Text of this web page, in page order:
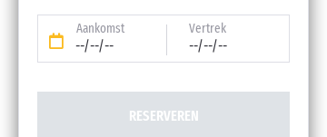
Aankomst
--/--/--
Vertrek
--/--/--
RESERVEREN